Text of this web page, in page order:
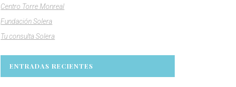
Centro Torre Monreal
Fundación Solera
Tu consulta Solera
ENTRADAS RECIENTES